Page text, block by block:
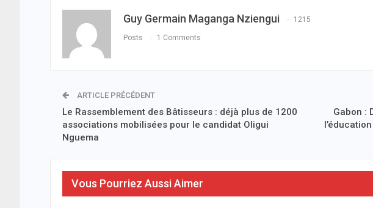
Guy Germain Maganga Nziengui 1215
Posts 1 Comments
ARTICLE PRÉCÉDENT
Le Rassemblement des Bâtisseurs : déjà plus de 1200
associations mobilisées pour le candidat Oligui
Nguema
Gabon :
Vous Pourriez Aussi Aimer